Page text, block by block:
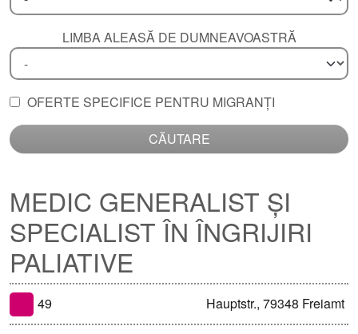
LIMBA ALEASĂ DE DUMNEAVOASTRĂ
OFERTE SPECIFICE PENTRU MIGRANȚI
CĂUTARE
MEDIC GENERALIST ȘI
SPECIALIST ÎN ÎNGRIJIRI
PALIATIVE
49 Hauptstr., 79348 Freiamt